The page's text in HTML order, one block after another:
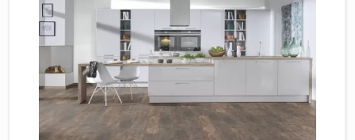
Classen
CorkArt Vinyl
CronaFloor
Damy Floor